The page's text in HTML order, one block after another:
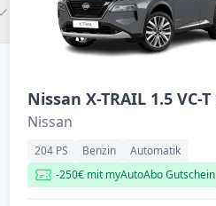
Nissan
204 PS Benzin
Automatik
-250€ mit myAutoAbo Gutschein